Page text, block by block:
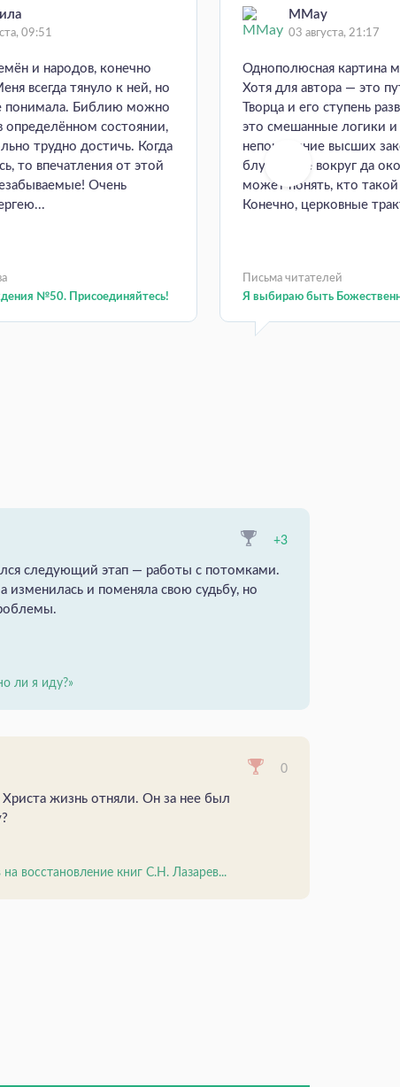
09:51
и народов, конечно
всегда тянуло к ней, но
понимала. Библию можно
определённом состоянии,
трудно достичь. Когда
то впечатления от этой
Очень
№50. Присоединяйтесь!
MMay
03 августа, 21:17
Однополюсная картина
Хотя для автора — это
Творца и его ступень
это смешанные логики
непонимание высших
блуждание вокруг да
может понять, кто
Конечно, церковные
Письма читателей
Я выбираю быть
+3
следующий этап — работы с потомками.
и поменяла свою судьбу, но
ли я иду?»
0
Христа жизнь отняли. Он за нее был
восстановление книг С.Н. Лазарев...